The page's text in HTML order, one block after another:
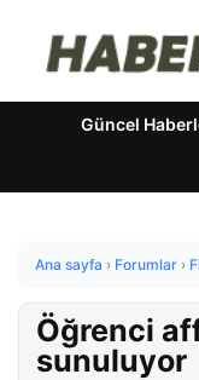
Güncel
Ana sayfa › Forumlar ›
Öğrenci
sunuluyor